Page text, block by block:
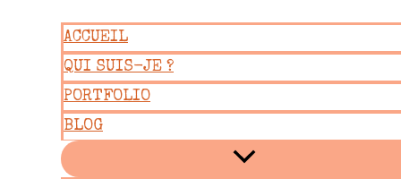
contenu
ACCUEIL
QUI SUIS-JE ?
PORTFOLIO
BLOG